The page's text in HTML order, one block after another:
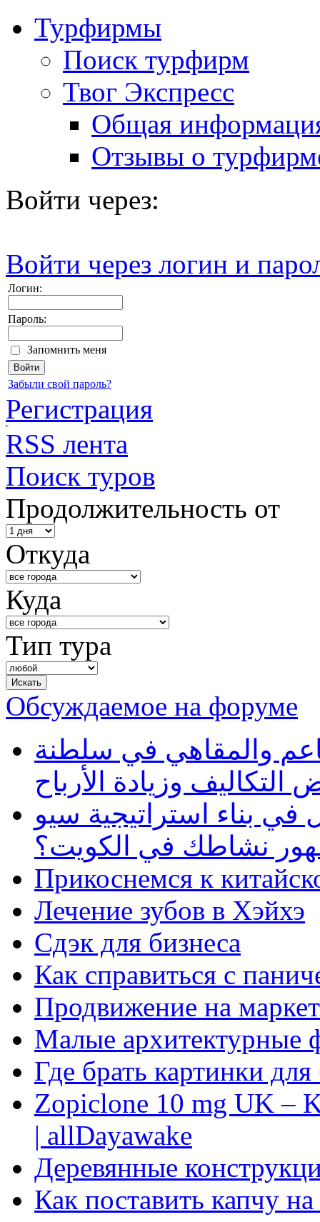
Турфирмы
Поиск турфирм
Твог Экспресс
Общая
Отзывы о
Войти через:
Войти через логин и
Логин:
Пароль:
Запомнить меня
Забыли свой пароль?
Регистрация
RSS лента
Поиск туров
Продолжительность от
Откуда
Куда
Тип тура
Обсуждаемое на форуме
والمقاهي في سلطنة
وزيادة الأرباح
بناء استراتيجية سيو
نشاطك في الكويت؟
Прикоснемся к
Лечение зубов в Хэйхэ
Сдэк для бизнеса
Как справиться с
Продвижение на
Малые архитектурные
Где брать картинки
Zopiclone 10 mg UK –
| allDayawake
Деревянные
Как поставить капчу